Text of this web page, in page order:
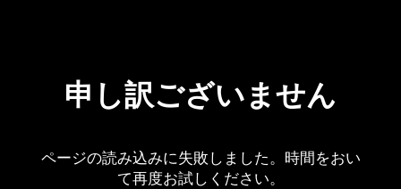
申し訳ございません
ページの読み込みに失敗しました。時間をおい
て再度お試しください。